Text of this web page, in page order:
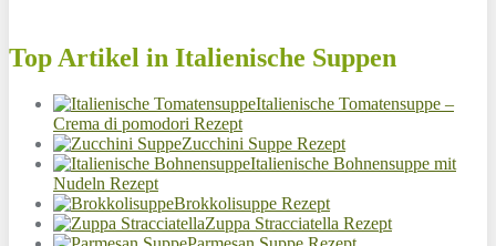
Top Artikel in Italienische Suppen
Italienische Tomatensuppe –
Crema di pomodori Rezept
Zucchini Suppe Rezept
Italienische Bohnensuppe mit
Nudeln Rezept
Brokkolisuppe Rezept
Zuppa Stracciatella Rezept